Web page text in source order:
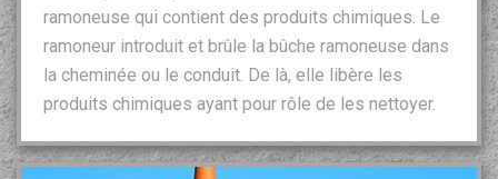
ramoneuse qui contient des produits chimiques. Le
ramoneur introduit et brûle la bûche ramoneuse dans
la cheminée ou le conduit. De là, elle libère les
produits chimiques ayant pour rôle de les nettoyer.